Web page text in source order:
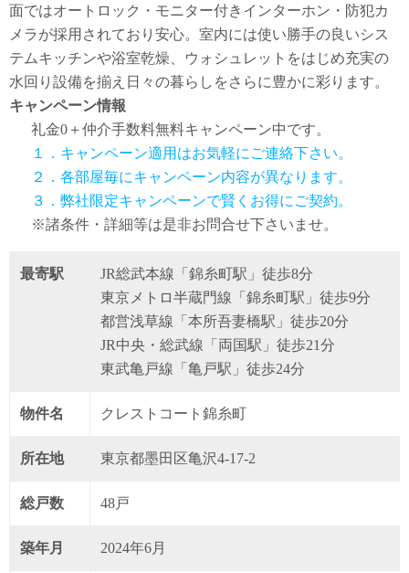
面ではオートロック・モニター付きインターホン・防犯カ
メラが採用されており安心。室内には使い勝手の良いシス
テムキッチンや浴室乾燥、ウォシュレットをはじめ充実の
水回り設備を揃え日々の暮らしをさらに豊かに彩ります。
キャンペーン情報
礼金0 ＋仲介手数料無料キャンペーン中です。
１．キャンペーン適用はお気軽にご連絡下さい。
２．各部屋毎にキャンペーン内容が異なります。
３．弊社限定キャンペーンで賢くお得にご契約。
※諸条件・詳細等は是非お問合せ下さいませ。
最寄駅
JR総武本線「錦糸町駅」徒歩8分
東京メトロ半蔵門線「錦糸町駅」徒歩9分
都営浅草線「本所吾妻橋駅」徒歩20分
JR中央・総武線「両国駅」徒歩21分
東武亀戸線「亀戸駅」徒歩24分
物件名 クレストコート錦糸町
所在地 東京都墨田区亀沢4-17-2
総戸数 48戸
築年月 2024年6月